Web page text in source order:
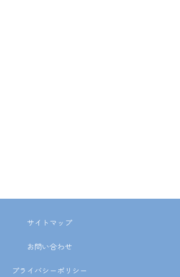
サイトマップ
お問い合わせ
プライバシーポリシー